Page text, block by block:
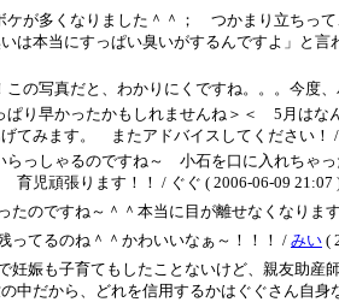
が多くなりました＾＾； つかまり立ちっ
は本当にすっぱい臭いがするんですよ」と
の写真だと、わかりにくですね。。。今度
り早かったかもしれませんね＞＜ 5月はな
てみます。 またアドバイスしてください！ /
っしゃるのですね～ 小石を口に入れちゃ
児頑張ります！！ / ぐぐ ( 2006-06-09 21:07
たのですね～＾＾本当に目が離せなくなりま
ってるのね＾＾かわいいなぁ～！！！ / みい (
娠も子育てもしたことないけど、親友助産
中だから、どれを信用するかはぐぐさん自